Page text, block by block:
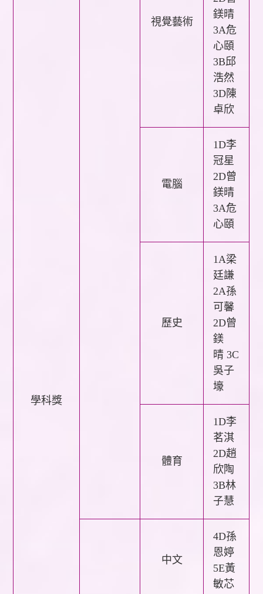
學科獎
視覺藝術
鎂晴
3A危
心頤
3B邱
浩然
3D陳
卓欣
電腦
1D李
冠星
2D曾
鎂晴
3A危
心頤
歷史
1A梁
廷謙
2A孫
可馨
2D曾
鎂
晴3C
吳子
壕
體育
1D李
茗淇
2D趙
欣陶
3B林
子慧
中文
4D孫
恩婷
5E黃
敏芯